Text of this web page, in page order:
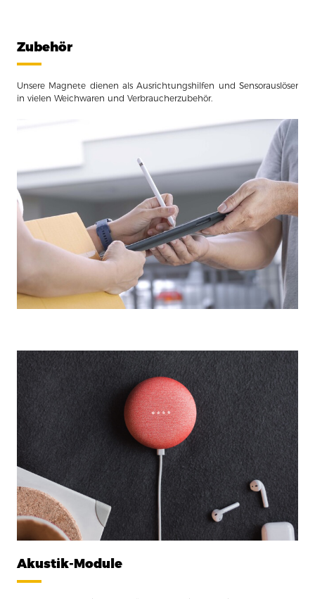
Zubehör
Unsere Magnete dienen als Ausrichtungshilfen und Sensorauslöser
in vielen Weichwaren und Verbraucherzubehör.
Akustik-Module